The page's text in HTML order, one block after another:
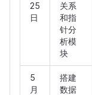
25
日
关系
和指
针分
析模
块
5
月
搭建
数据